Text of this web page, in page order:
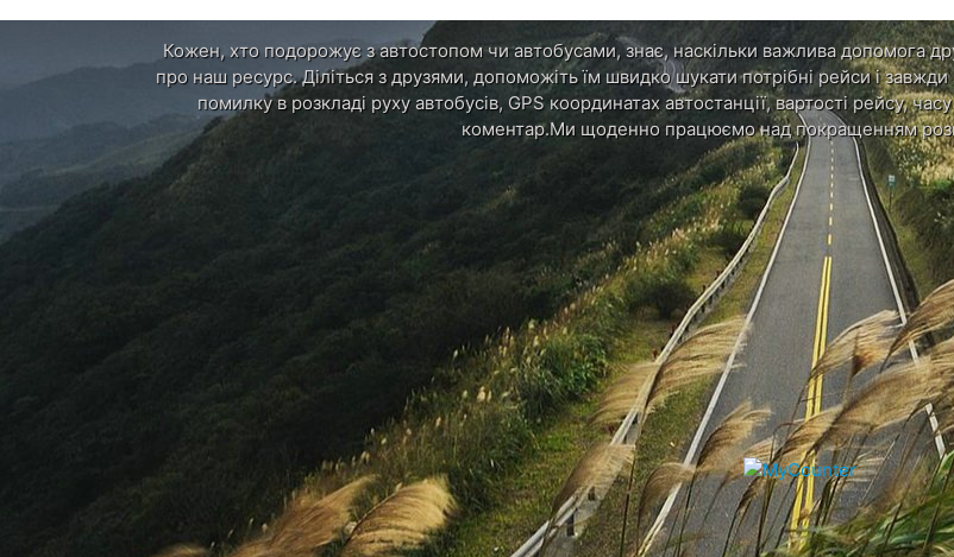
Кожен, хто подорожує з автостопом чи автобусами, знає, наскільки важлива допомога
про наш ресурс. Діліться з друзями, допоможіть їм швидко шукати потрібні рейси і
помилку в розкладі руху автобусів, GPS координатах автостанції, вартості рейсу,
коментар.Ми щоденно працюємо над покращенням